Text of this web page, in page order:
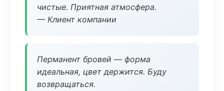
чистые. Приятная атмосфера.
— Клиент компании
Перманент бровей — форма
идеальная, цвет держится. Буду
возвращаться.